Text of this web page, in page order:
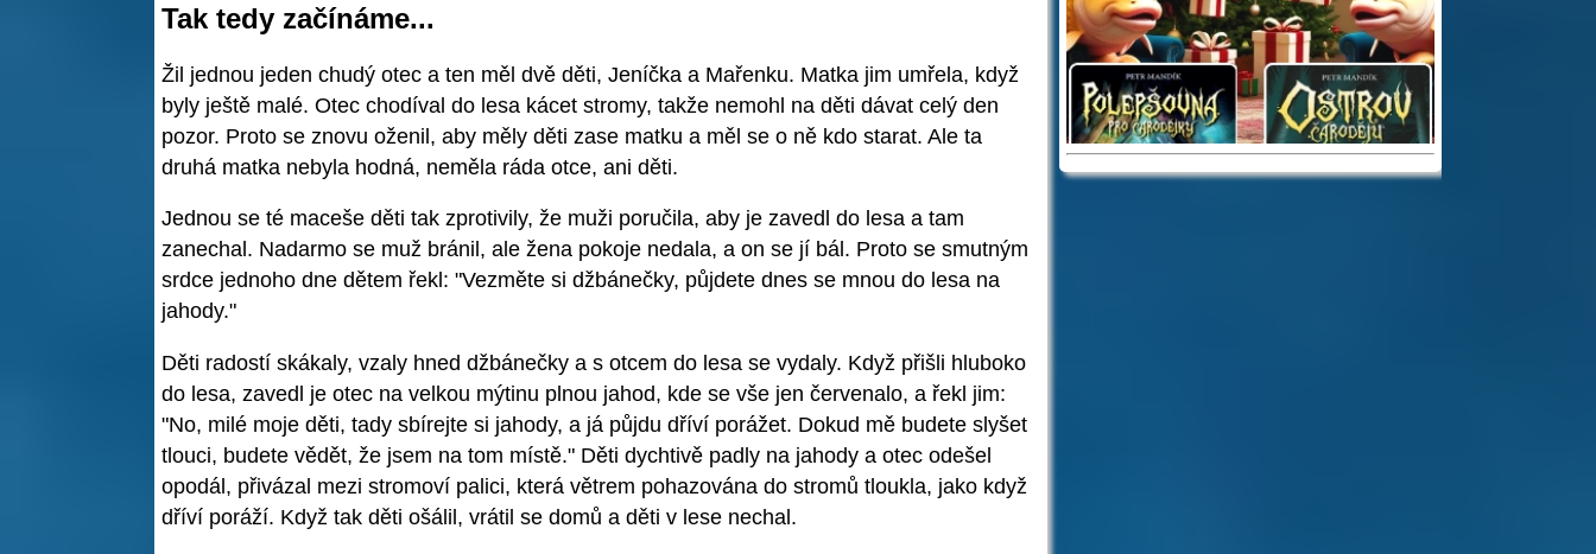
Tak tedy začínáme...
Žil jednou jeden chudý otec a ten měl dvě děti, Jeníčka a Mařenku. Matka jim umřela, když
byly ještě malé. Otec chodíval do lesa kácet stromy, takže nemohl na děti dávat celý den
pozor. Proto se znovu oženil, aby měly děti zase matku a měl se o ně kdo starat. Ale ta
druhá matka nebyla hodná, neměla ráda otce, ani děti.
Jednou se té maceše děti tak zprotivily, že muži poručila, aby je zavedl do lesa a tam
zanechal. Nadarmo se muž bránil, ale žena pokoje nedala, a on se jí bál. Proto se smutným
srdce jednoho dne dětem řekl: "Vezměte si džbánečky, půjdete dnes se mnou do lesa na
jahody."
Děti radostí skákaly, vzaly hned džbánečky a s otcem do lesa se vydaly. Když přišli hluboko
do lesa, zavedl je otec na velkou mýtinu plnou jahod, kde se vše jen červenalo, a řekl jim:
"No, milé moje děti, tady sbírejte si jahody, a já půjdu dříví porážet. Dokud mě budete slyšet
tlouci, budete vědět, že jsem na tom místě." Děti dychtivě padly na jahody a otec odešel
opodál, přivázal mezi stromoví palici, která větrem pohazována do stromů tloukla, jako když
dříví poráží. Když tak děti ošálil, vrátil se domů a děti v lese nechal.